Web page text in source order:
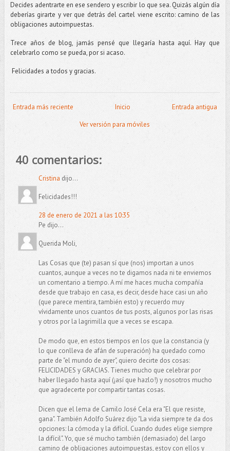
Decides adentrarte en ese sendero y escribir lo que sea. Quizás algún día
deberías girarte y ver que detrás del cartel viene escrito: camino de las
obligaciones autoimpuestas.
Trece años de blog, jamás pensé que llegaría hasta aquí. Hay que
celebrarlo como se pueda, por si acaso.
Felicidades a todos y gracias.
Entrada más reciente Entrada antigua
Inicio
Ver versión para móviles
40 comentarios:
Cristina dijo...
Felicidades!!!
28 de enero de 2021 a las 10:35
Pe dijo...
Querida Moli,
Las Cosas que (te) pasan sí que (nos) importan a unos
cuantos, aunque a veces no te digamos nada ni te enviemos
un comentario a tiempo. A mí me haces mucha compañía
desde que trabajo en casa, es decir, desde hace casi un año
(que parece mentira, también esto) y recuerdo muy
vívidamente unos cuantos de tus posts, algunos por las risas
y otros por la lagrimilla que a veces se escapa.
De modo que, en estos tiempos en los que la constancia (y
lo que conlleva de afán de superación) ha quedado como
parte de "el mundo de ayer", quiero decirte dos cosas:
FELICIDADES y GRACIAS. Tienes mucho que celebrar por
haber llegado hasta aquí (¡así que hazlo!) y nosotros mucho
que agradecerte por compartir tantas cosas.
Dicen que el lema de Camilo José Cela era "El que resiste,
gana". También Adolfo Suárez dijo "La vida siempre te da dos
opciones: la cómoda y la difícil. Cuando dudes elige siempre
la difícil". Yo, que sé mucho también (demasiado) del largo
camino de obligaciones autoimpuestas, estoy con ellos y